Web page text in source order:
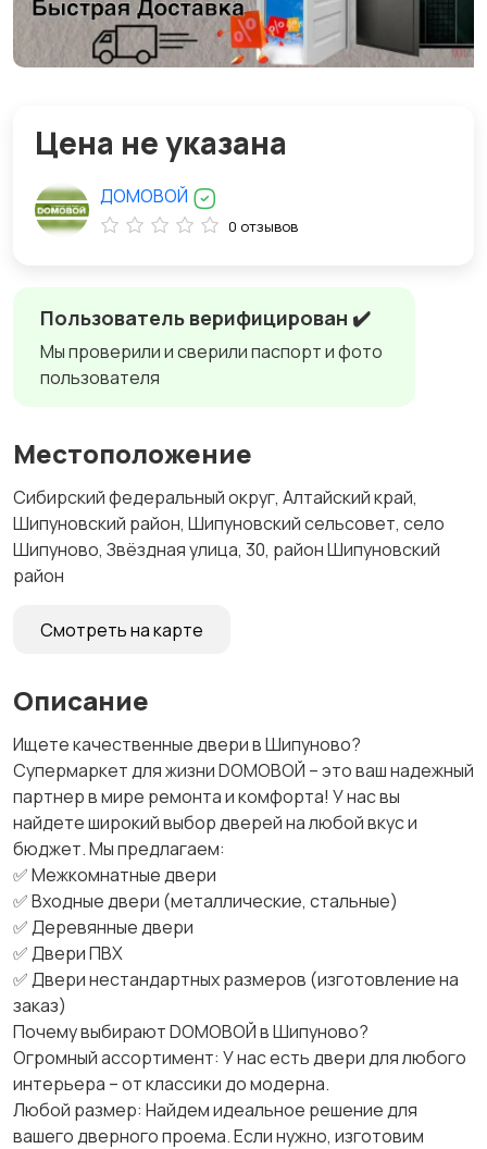
Пользователь верифицирован ✔️
Мы проверили и сверили паспорт и фото
пользователя
Местоположение
Сибирский федеральный округ, Алтайский край,
Шипуновский район, Шипуновский сельсовет, село
Шипуново, Звёздная улица, 30, район Шипуновский
район
Смотреть на карте
Описание
Ищете качественные двери в Шипуново?
Супермаркет для жизни DOMOBOЙ – это ваш надежный
партнер в мире ремонта и комфорта! У нас вы
найдете широкий выбор дверей на любой вкус и
бюджет. Мы предлагаем:
✅ Межкомнатные двери
✅ Входные двери (металлические, стальные)
✅ Деревянные двери
✅ Двери ПВХ
✅ Двери нестандартных размеров (изготовление на
заказ)
Почему выбирают DOMOBOЙ в Шипуново?
Огромный ассортимент: У нас есть двери для любого
интерьера – от классики до модерна.
Любой размер: Найдем идеальное решение для
вашего дверного проема. Если нужно, изготовим
Цена не указана
ДОМОВОЙ
0 отзывов